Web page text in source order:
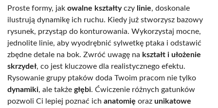
Proste formy, jak owalne kształtyczy linie, doskonale
ilustrują dynamikę ich ruchu. Kiedy już stworzysz bazowy
rysunek, przystąp do konturowania. Wykorzystaj mocne,
jednolite linie, aby wyodrębnić sylwetkę ptaka i odstawić
zbędne detale na bok. Zwróć uwagę na kształt i ułożenie
skrzydeł, co jest kluczowe dla realistycznego efektu.
Rysowanie grupy ptaków doda Twoim pracom nie tylko
dynamiki, ale także głębi. Ćwiczenie różnych gatunków
pozwoli Ci lepiej poznać ich anatomię oraz unikatowe